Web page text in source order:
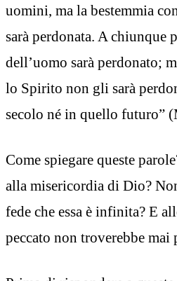
uomini, ma la bestemmia
sarà perdonata. A chiunque
dell’uomo sarà perdonato;
lo Spirito non gli sarà
secolo né in quello futuro”
Come spiegare queste
alla misericordia di Dio?
fede che essa è infinita? E
peccato non troverebbe mai